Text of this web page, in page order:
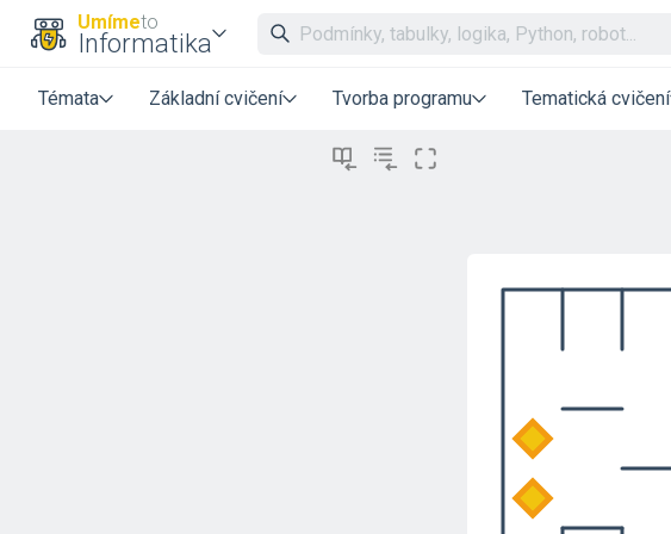
Umímeto
Informatika
Témata Základní cvičení Tvorba programu Tematická cvičení